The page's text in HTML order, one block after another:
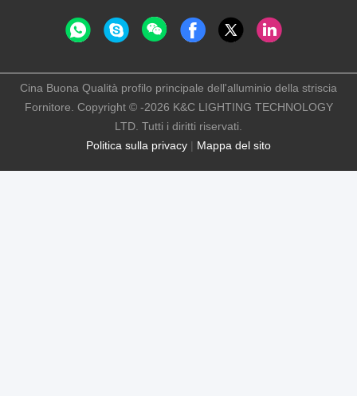
Politica sulla privacy | Mappa del sito
Cina Buona Qualità profilo principale dell'alluminio della striscia
Fornitore. Copyright © -2026 K&C LIGHTING TECHNOLOGY
LTD. Tutti i diritti riservati.